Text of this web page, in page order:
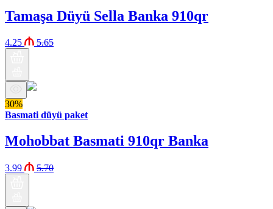
Tamaşa Düyü Sella Banka 910qr
4.25 5.65
30%
Basmati düyü paket
Mohobbat Basmati 910qr Banka
3.99 5.70